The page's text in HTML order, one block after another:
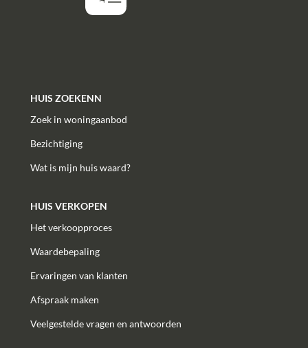
HUIS ZOEKENN
Zoek in woningaanbod
Bezichtiging
Wat is mijn huis waard?
HUIS VERKOPEN
Het verkoopproces
Waardebepaling
Ervaringen van klanten
Afspraak maken
Veelgestelde vragen en antwoorden